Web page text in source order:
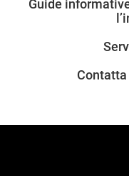
Guide